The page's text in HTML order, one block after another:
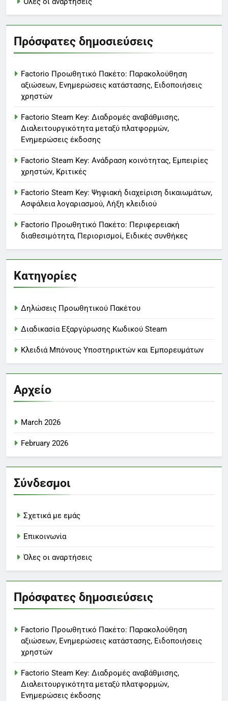
Πρόσφατες δημοσιεύσεις
Factorio Προωθητικό Πακέτο: Παρακολούθηση
αξιώσεων, Ενημερώσεις κατάστασης, Ειδοποιήσεις
χρηστών
Factorio Steam Key: Διαδρομές αναβάθμισης,
Διαλειτουργικότητα μεταξύ πλατφορμών,
Ενημερώσεις έκδοσης
Factorio Steam Key: Ανάδραση κοινότητας, Εμπειρίες
χρηστών, Κριτικές
Factorio Steam Key: Ψηφιακή διαχείριση δικαιωμάτων,
Ασφάλεια λογαριασμού, Λήξη κλειδιού
Factorio Προωθητικό Πακέτο: Περιφερειακή
διαθεσιμότητα, Περιορισμοί, Ειδικές συνθήκες
Κατηγορίες
Δηλώσεις Προωθητικού Πακέτου
Διαδικασία Εξαργύρωσης Κωδικού Steam
Κλειδιά Μπόνους Υποστηρικτών και Εμπορευμάτων
Αρχείο
March 2026
February 2026
Σύνδεσμοι
Σχετικά με εμάς
Επικοινωνία
Όλες οι αναρτήσεις
Πρόσφατες δημοσιεύσεις
Factorio Προωθητικό Πακέτο: Παρακολούθηση
αξιώσεων, Ενημερώσεις κατάστασης, Ειδοποιήσεις
χρηστών
Factorio Steam Key: Διαδρομές αναβάθμισης,
Διαλειτουργικότητα μεταξύ πλατφορμών,
Ενημερώσεις έκδοσης